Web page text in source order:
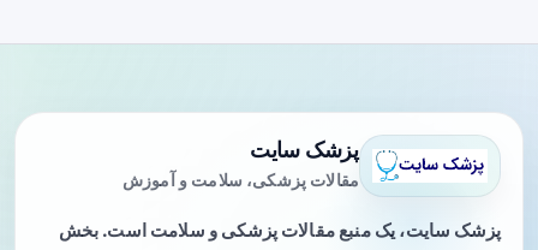
پزشک سایت
مقالات پزشکی، سلامت و آموزش
پزشک سایت، یک منبع مقالات پزشکی و سلامت است. بخش